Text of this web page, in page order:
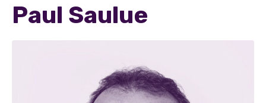
Paul Saulue